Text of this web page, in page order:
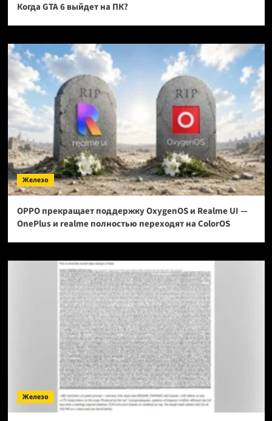
Когда GTA 6 выйдет на ПК?
Железо
OPPO прекращает поддержку OxygenOS и Realme UI —
OnePlus и realme полностью переходят на ColorOS
Железо